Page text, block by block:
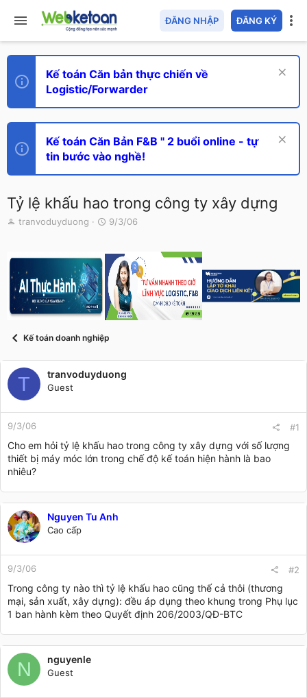
ĐĂNG NHẬP ĐĂNG KÝ
Kế toán Căn bản thực chiến về
Logistic/Forwarder
Kế toán Căn Bản F&B " 2 buổi online - tự
tin bước vào nghề!
Tỷ lệ khấu hao trong công ty xây dựng
T
e
a
d
s
a
r
tranvoduyduong
N
g
i
9/3/06
Kế toán doanh nghiệp
T tranvoduyduong
Guest
9/3/06 #1
Cho em hỏi tỷ lệ khấu hao trong công ty xây dựng với số lượng
thiết bị máy móc lớn trong chế độ kế toán hiện hành là bao
nhiêu?
Nguyen Tu Anh
Cao cấp
9/3/06 #2
Trong công ty nào thì tỷ lệ khấu hao cũng thế cả thôi (thương
mại, sản xuất, xây dựng): đều áp dụng theo khung trong Phụ lục
1 ban hành kèm theo Quyết định 206/2003/QĐ-BTC
N nguyenle
Guest